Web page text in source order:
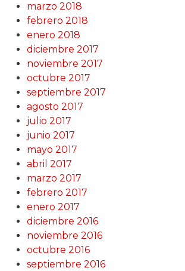
marzo 2018
febrero 2018
enero 2018
diciembre 2017
noviembre 2017
octubre 2017
septiembre 2017
agosto 2017
julio 2017
junio 2017
mayo 2017
abril 2017
marzo 2017
febrero 2017
enero 2017
diciembre 2016
noviembre 2016
octubre 2016
septiembre 2016